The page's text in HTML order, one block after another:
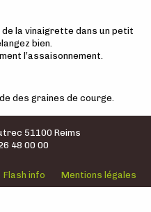
la vinaigrette dans un petit
bien.
l’assaisonnement.
des graines de courge.
51100 Reims
48 00 00
Flash info Mentions légales